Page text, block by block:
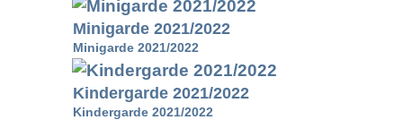
Minigarde 2021/2022
Minigarde 2021/2022
Kindergarde 2021/2022
Kindergarde 2021/2022